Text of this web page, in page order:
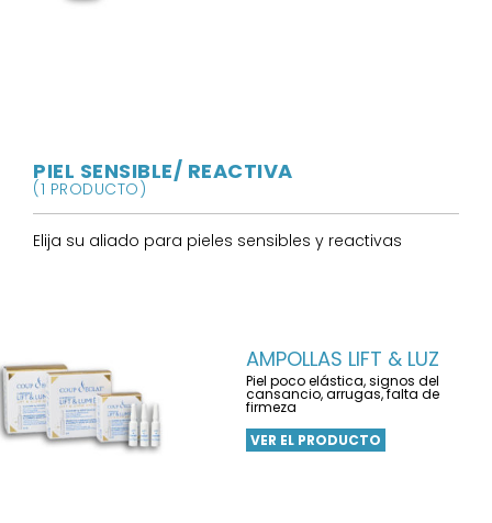
PIEL SENSIBLE/ REACTIVA
(1 PRODUCTO)
Elija su aliado para pieles sensibles y reactivas
AMPOLLAS LIFT & LUZ
Piel poco elástica, signos del
cansancio, arrugas, falta de
firmeza
VER EL PRODUCTO